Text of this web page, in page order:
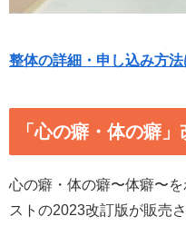
整体の詳細・申し込み方法
「心の癖・体の癖」
心の癖・体の癖〜体癖〜
ストの2023改訂版が販売